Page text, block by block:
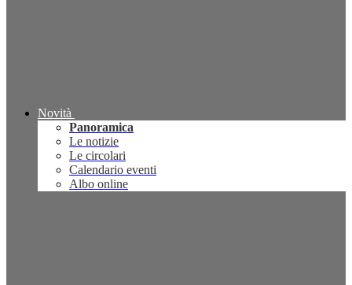
Novità
Panoramica
Le notizie
Le circolari
Calendario eventi
Albo online